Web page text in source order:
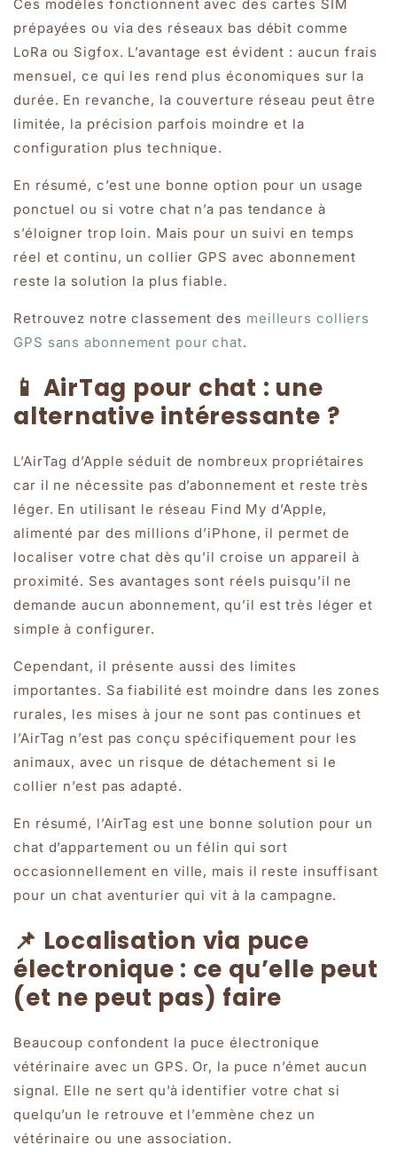
Ces modèles fonctionnent avec des cartes SIM
prépayées ou via des réseaux bas débit comme
LoRa ou Sigfox. L’avantage est évident : aucun frais
mensuel, ce qui les rend plus économiques sur la
durée. En revanche, la couverture réseau peut être
limitée, la précision parfois moindre et la
configuration plus technique.
En résumé, c’est une bonne option pour un usage
ponctuel ou si votre chat n’a pas tendance à
s’éloigner trop loin. Mais pour un suivi en temps
réel et continu, un collier GPS avec abonnement
reste la solution la plus fiable.
Retrouvez notre classement des meilleurs colliers
GPS sans abonnement pour chat.
📱 AirTag pour chat : une
alternative intéressante ?
L’AirTag d’Apple séduit de nombreux propriétaires
car il ne nécessite pas d’abonnement et reste très
léger. En utilisant le réseau Find My d’Apple,
alimenté par des millions d’iPhone, il permet de
localiser votre chat dès qu’il croise un appareil à
proximité. Ses avantages sont réels puisqu’il ne
demande aucun abonnement, qu’il est très léger et
simple à configurer.
Cependant, il présente aussi des limites
importantes. Sa fiabilité est moindre dans les zones
rurales, les mises à jour ne sont pas continues et
l’AirTag n’est pas conçu spécifiquement pour les
animaux, avec un risque de détachement si le
collier n’est pas adapté.
En résumé, l’AirTag est une bonne solution pour un
chat d’appartement ou un félin qui sort
occasionnellement en ville, mais il reste insuffisant
pour un chat aventurier qui vit à la campagne.
📌 Localisation via puce
électronique : ce qu’elle peut
(et ne peut pas) faire
Beaucoup confondent la puce électronique
vétérinaire avec un GPS. Or, la puce n’émet aucun
signal. Elle ne sert qu’à identifier votre chat si
quelqu’un le retrouve et l’emmène chez un
vétérinaire ou une association.